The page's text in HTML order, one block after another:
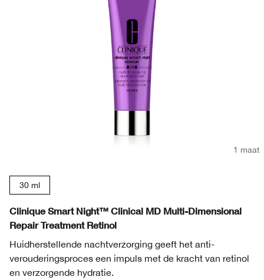
1 maat
30 ml
Clinique Smart Night™ Clinical MD Multi-Dimensional
Repair Treatment Retinol
Huidherstellende nachtverzorging geeft het anti-
verouderingsproces een impuls met de kracht van retinol
en verzorgende hydratie.